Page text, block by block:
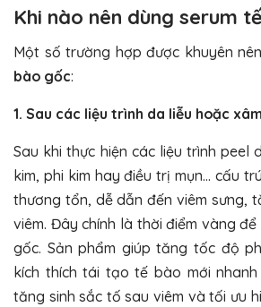
Khi nào nên dùng serum
Một số trường hợp được khuyên
bào gốc:
1. Sau các liệu trình da liễu hoặc
Sau khi thực hiện các liệu trình peel
kim, phi kim hay điều trị mụn… cấu
thương tổn, dễ dẫn đến viêm sưng,
viêm. Đây chính là thời điểm vàng
gốc. Sản phẩm giúp tăng tốc độ
kích thích tái tạo tế bào mới
tăng sinh sắc tố sau viêm và tối ưu